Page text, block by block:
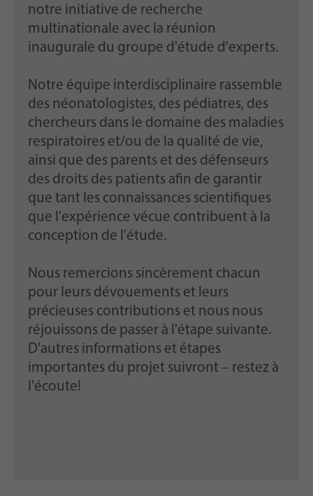
notre initiative de recherche
multinationale avec la réunion
inaugurale du groupe d'étude d'experts.
Notre équipe interdisciplinaire rassemble
des néonatologistes, des pédiatres, des
chercheurs dans le domaine des maladies
respiratoires et/ou de la qualité de vie,
ainsi que des parents et des défenseurs
des droits des patients afin de garantir
que tant les connaissances scientifiques
que l'expérience vécue contribuent à la
conception de l'étude.
Nous remercions sincèrement chacun
pour leurs dévouements et leurs
précieuses contributions et nous nous
réjouissons de passer à l'étape suivante.
D'autres informations et étapes
importantes du projet suivront – restez à
l'écoute!